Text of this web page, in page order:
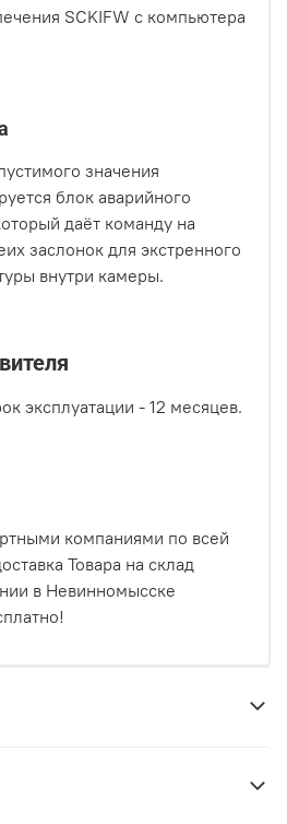
SCKIFW с компьютера
значения
блок аварийного
даёт команду на
заслонок для экстренного
внутри камеры.
эксплуатации - 12 месяцев.
компаниями по всей
Товара на склад
в Невинномысске